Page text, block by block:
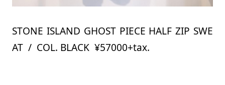
STONE ISLAND GHOST PIECE HALF ZIP SWE
AT / COL. BLACK ¥57000+tax.